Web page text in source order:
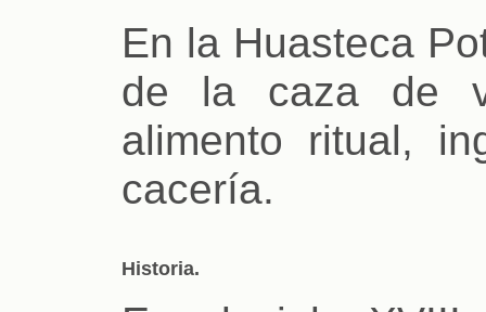
En la Huasteca
de la caza de
alimento ritual,
cacería.
Historia.